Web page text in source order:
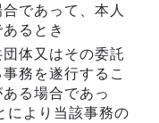
であって、本人
るとき
体又はその委託
務を遂行するこ
る場合であっ
により当該事務の